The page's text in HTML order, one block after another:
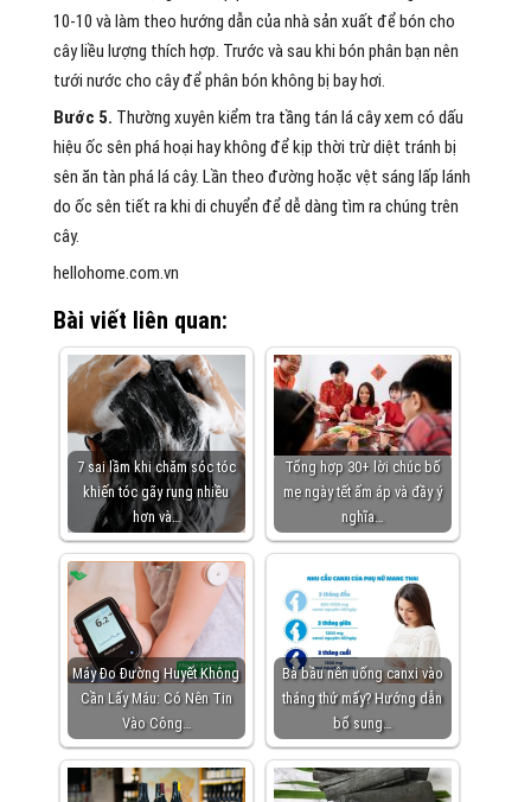
10-10 và làm theo hướng dẫn của nhà sản xuất để bón cho
cây liều lượng thích hợp. Trước và sau khi bón phân bạn nên
tưới nước cho cây để phân bón không bị bay hơi.
Bước 5. Thường xuyên kiểm tra tầng tán lá cây xem có dấu
hiệu ốc sên phá hoại hay không để kịp thời trừ diệt tránh bị
sên ăn tàn phá lá cây. Lần theo đường hoặc vệt sáng lấp lánh
do ốc sên tiết ra khi di chuyển để dễ dàng tìm ra chúng trên
cây.
hellohome.com.vn
Bài viết liên quan:
7 sai lầm khi chăm sóc tóc
khiến tóc gãy rụng nhiều
hơn và…
Tổng hợp 30+ lời chúc bố
mẹ ngày tết ấm áp và đầy ý
nghĩa…
Máy Đo Đường Huyết Không
Cần Lấy Máu: Có Nên Tin
Vào Công…
Bà bầu nên uống canxi vào
tháng thứ mấy? Hướng dẫn
bổ sung…